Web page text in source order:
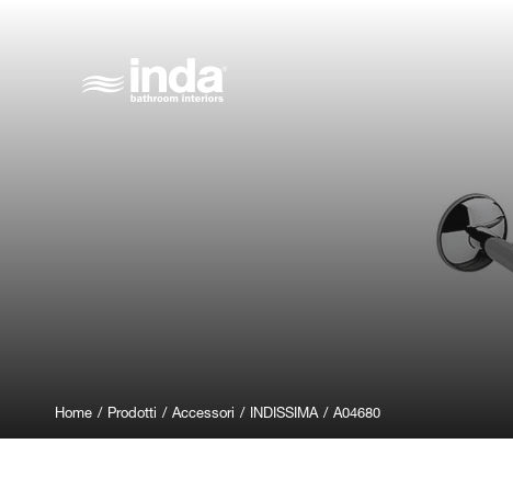
Home / Prodotti / Accessori / INDISSIMA / A04680